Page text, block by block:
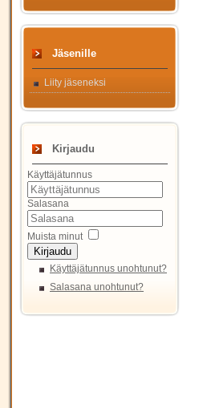
Jäsenille
Liity jäseneksi
Kirjaudu
Käyttäjätunnus
Salasana
Muista minut
Kirjaudu
Käyttäjätunnus unohtunut?
Salasana unohtunut?